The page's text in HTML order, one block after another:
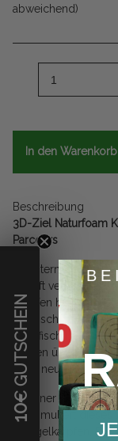
abweichend)
In den Warenkorb
Beschreibung
3D-Ziel Naturfoam
Parcours
Erweitern Sie Ihr
die oft
Karpfen holen Sie
heimischer
Friedfisch ist nicht
zu den üblichen
ganz neue
Mit einer
cm simuliert dieses
Spiegelkarpfen.
10
€ GUTSCHEIN